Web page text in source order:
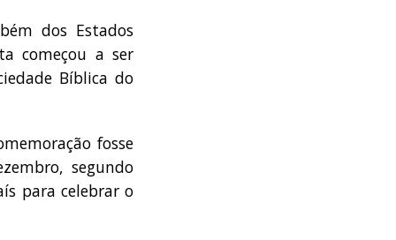
dos Estados
começou a ser
Bíblica do
fosse
segundo
para celebrar o